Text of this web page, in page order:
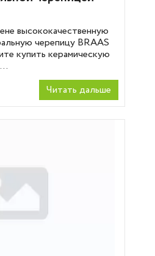
высококачественную
черепицу BRAAS
купить керамическую
Читать дальше